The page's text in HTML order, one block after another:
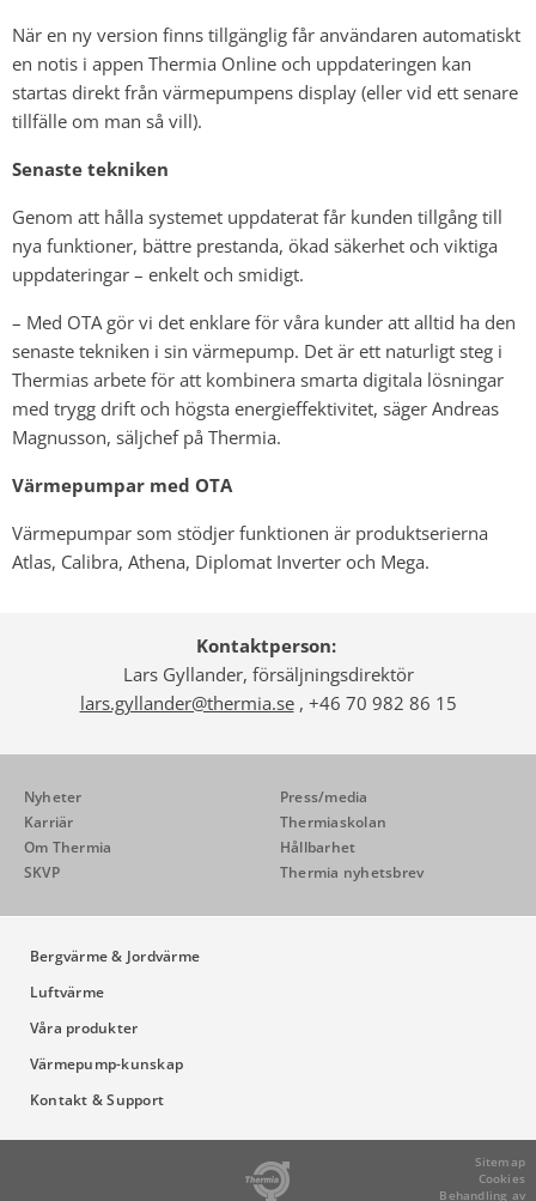
När en ny version finns tillgänglig får användaren automatiskt
en notis i appen Thermia Online och uppdateringen kan
startas direkt från värmepumpens display (eller vid ett senare
tillfälle om man så vill).
Senaste tekniken
Genom att hålla systemet uppdaterat får kunden tillgång till
nya funktioner, bättre prestanda, ökad säkerhet och viktiga
uppdateringar – enkelt och smidigt.
– Med OTA gör vi det enklare för våra kunder att alltid ha den
senaste tekniken i sin värmepump. Det är ett naturligt steg i
Thermias arbete för att kombinera smarta digitala lösningar
med trygg drift och högsta energieffektivitet, säger Andreas
Magnusson, säljchef på Thermia.
Värmepumpar med OTA
Värmepumpar som stödjer funktionen är produktserierna
Atlas, Calibra, Athena, Diplomat Inverter och Mega.
Kontaktperson:
Lars Gyllander, försäljningsdirektör
lars.gyllander@thermia.se, +46 70 982 86 15
Nyheter
Press/media
Karriär
Thermiaskolan
Om Thermia
Hållbarhet
SKVP
Thermia nyhetsbrev
Bergvärme & Jordvärme
Luftvärme
Våra produkter
Värmepump-kunskap
Kontakt & Support
Sitemap
Cookies
Behandling av